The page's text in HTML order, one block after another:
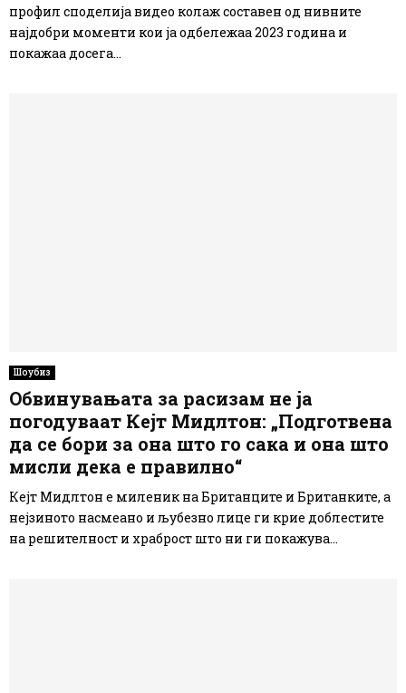
профил споделија видео колаж составен од нивните
најдобри моменти кои ја одбележаа 2023 година и
покажаа досега...
Шоубиз
Обвинувањата за расизам не ја
погодуваат Кејт Мидлтон: „Подготвена
да се бори за она што го сака и она што
мисли дека е правилно“
Кејт Мидлтон е миленик на Британците и Британките, а
нејзиното насмеано и љубезно лице ги крие доблестите
на решителност и храброст што ни ги покажува...